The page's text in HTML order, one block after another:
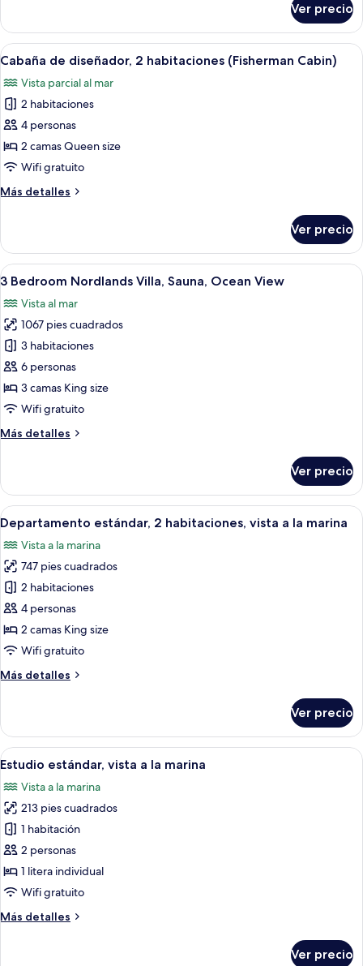
al
océano
(Fisherman
Cabin)
de
diseñador,
3
vista
al
océano
(Fisherman
Cabin)
Ver precio
Abrir
todas
las
fotos
de
Cabaña
de
2
Cabin)
Ropa de cama de alta calidad,
12
Cabaña de diseñador, 2 habitaciones (Fisherman Cabin)
Vista parcial al mar
2 habitaciones
4 personas
2 camas Queen size
Wifi gratuito
Más detalles
Más
de
diseñador,
2
(Fisherman
Cabin)
Ver precio
Abrir
todas
las
fotos
de
3
Bedroom
Nordlands
Sauna,
Un edificio de dos pisos con balcón,
13
3 Bedroom Nordlands Villa, Sauna, Ocean View
Vista al mar
1067 pies cuadrados
3 habitaciones
6 personas
3 camas King size
Wifi gratuito
Más detalles
Más
Bedroom
Nordlands
Villa,
Sauna,
Ocean
View
Ver precio
Abrir
todas
las
fotos
de
Departamento
estándar,
2
habitaciones,
vista
marina
Una sala moderna con comedor, un
6
Departamento estándar, 2 habitaciones, vista a la marina
Vista a la marina
747 pies cuadrados
2 habitaciones
4 personas
2 camas King size
Wifi gratuito
Más detalles
Más
estándar,
habitaciones,
a
la
marina
Ver precio
Abrir
todas
las
fotos
de
Estudio
estándar,
vista
la
Un dormitorio moderno con una
5
Estudio estándar, vista a la marina
Vista a la marina
213 pies cuadrados
1 habitación
2 personas
1 litera individual
Wifi gratuito
Más detalles
Más
Ver precio